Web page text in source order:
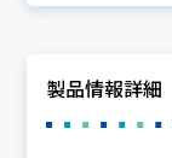
製品情報詳細